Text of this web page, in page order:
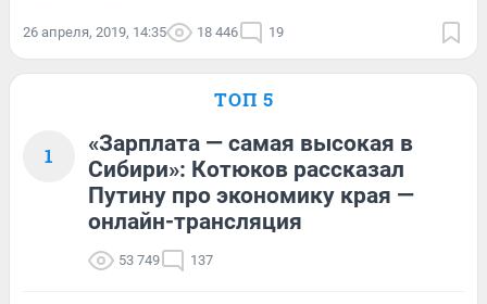
26 апреля, 2019, 14:35 18 446 19
ТОП 5
1
«Зарплата — самая высокая в
Сибири»: Котюков рассказал
Путину про экономику края —
онлайн-трансляция
53 749 137